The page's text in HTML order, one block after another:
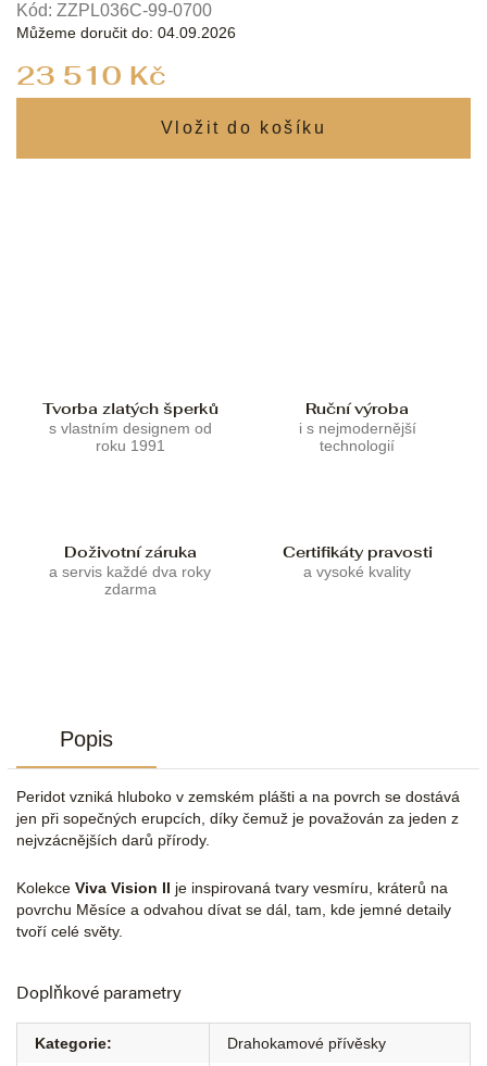
23 510 Kč
Můžeme doručit do: 04.09.2026
Kód: ZZPL036C-99-0700
Tvorba zlatých šperků
s vlastním designem od
roku 1991
Ruční výroba
i s nejmodernější
technologií
Doživotní záruka
a servis každé dva roky
zdarma
Certifikáty pravosti
a vysoké kvality
Popis
Peridot vzniká hluboko v zemském plášti a na povrch se dostává
jen při sopečných erupcích, díky čemuž je považován za jeden z
nejvzácnějších darů přírody.
Kolekce Viva Vision II je inspirovaná tvary vesmíru, kráterů na
povrchu Měsíce a odvahou dívat se dál, tam, kde jemné detaily
tvoří celé světy.
Doplňkové parametry
Kategorie: Drahokamové přívěsky